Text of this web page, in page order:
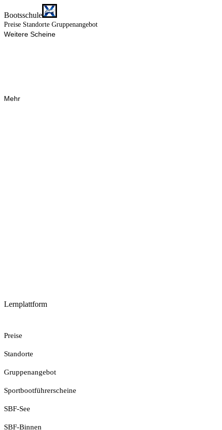
Bootsschule
Preise Standorte Gruppenangebot
Weitere Scheine
Mehr
Lernplattform
Preise
Standorte
Gruppenangebot
Sportbootführerscheine
SBF-See
SBF-Binnen